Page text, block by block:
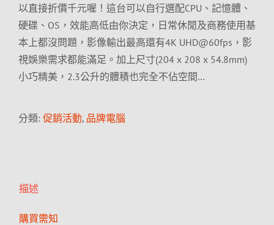
以直接折價千元喔！這台可以自行選配CPU、記憶體、
硬碟、OS，效能高低由你決定，日常休閒及商務使用基
本上都沒問題，影像輸出最高還有4K UHD@60fps，影
視娛樂需求都能滿足。加上尺寸(204 x 208 x 54.8mm)
小巧精美，2.3公升的體積也完全不佔空間…
分類: 促銷活動, 品牌電腦
描述
購買需知